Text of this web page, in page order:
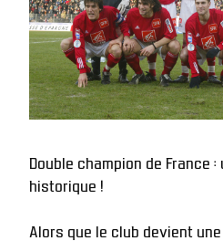
Double champion de France
historique !
Alors que le club devient une